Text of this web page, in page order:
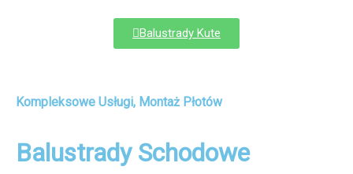
Balustrady Kute
Kompleksowe Usługi, Montaż Płotów
Balustrady Schodowe